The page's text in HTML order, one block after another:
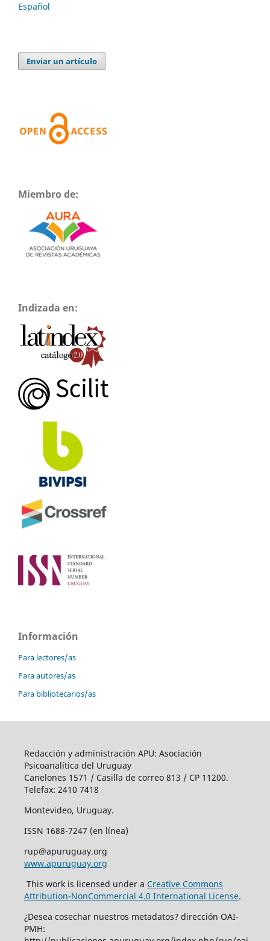
Español
Enviar un artículo
Miembro de:
Indizada en:
Información
Para lectores/as
Para autores/as
Para bibliotecarios/as
Redacción y administración APU: Asociación
Psicoanalítica del Uruguay
Canelones 1571 / Casilla de correo 813 / CP 11200.
Telefax: 2410 7418
Montevideo, Uruguay.
ISSN 1688-7247 (en línea)
rup@apuruguay.org
www.apuruguay.org
This work is licensed under a Creative Commons
Attribution-NonCommercial 4.0 International License.
¿Desea cosechar nuestros metadatos? dirección OAI-
PMH: